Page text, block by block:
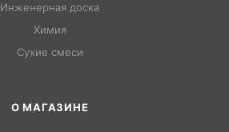
Инженерная доска
Химия
Сухие смеси
О МАГАЗИНЕ